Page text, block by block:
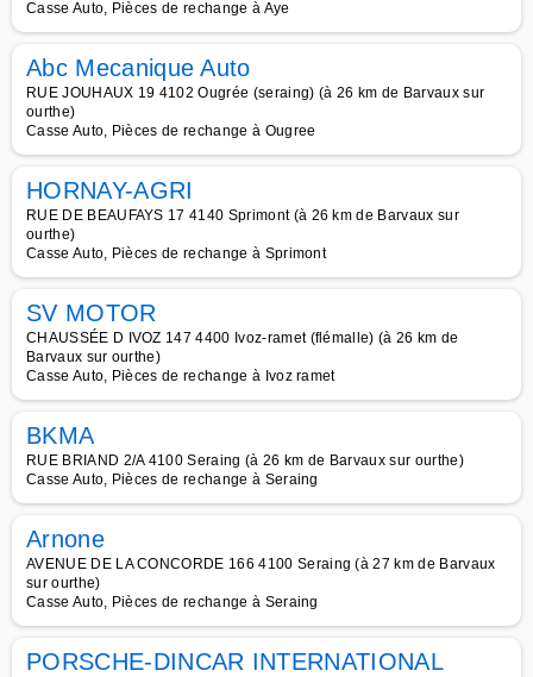
Casse Auto, Pièces de rechange à Aye
Abc Mecanique Auto
RUE JOUHAUX 19 4102 Ougrée (seraing) (à 26 km de Barvaux sur
ourthe)
Casse Auto, Pièces de rechange à Ougree
HORNAY-AGRI
RUE DE BEAUFAYS 17 4140 Sprimont (à 26 km de Barvaux sur
ourthe)
Casse Auto, Pièces de rechange à Sprimont
SV MOTOR
CHAUSSÉE D IVOZ 147 4400 Ivoz-ramet (flémalle) (à 26 km de
Barvaux sur ourthe)
Casse Auto, Pièces de rechange à Ivoz ramet
BKMA
RUE BRIAND 2/A 4100 Seraing (à 26 km de Barvaux sur ourthe)
Casse Auto, Pièces de rechange à Seraing
Arnone
AVENUE DE LA CONCORDE 166 4100 Seraing (à 27 km de Barvaux
sur ourthe)
Casse Auto, Pièces de rechange à Seraing
PORSCHE-DINCAR INTERNATIONAL